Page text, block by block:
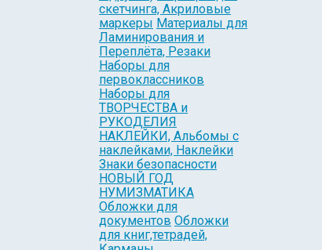
скетчинга, Акриловые
маркеры Материалы для
Ламинирования и
Переплёта, Резаки
Наборы для
первоклассников
Наборы для
ТВОРЧЕСТВА и
РУКОДЕЛИЯ
НАКЛЕЙКИ, Альбомы с
наклейками, Наклейки
Знаки безопасности
НОВЫЙ ГОД
НУМИЗМАТИКА
Обложки для
документов Обложки
для книг,тетрадей,